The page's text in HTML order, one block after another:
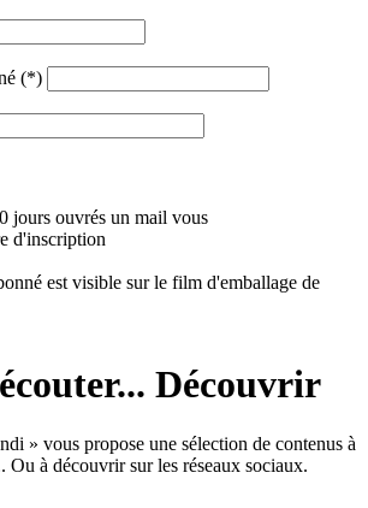
(*)
jours ouvrés un mail vous
d'inscription
est visible sur le film d'emballage de
Découvrir
» vous propose une sélection de contenus à
Ou à découvrir sur les réseaux sociaux.